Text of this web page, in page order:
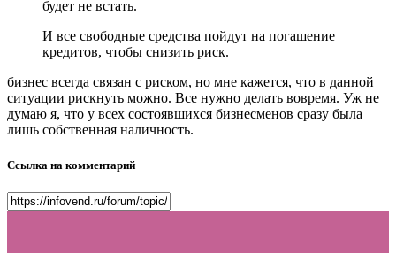
будет не встать.
И все свободные средства пойдут на погашение
кредитов, чтобы снизить риск.
бизнес всегда связан с риском, но мне кажется, что в данной
ситуации рискнуть можно. Все нужно делать вовремя. Уж не
думаю я, что у всех состоявшихся бизнесменов сразу была
лишь собственная наличность.
Ссылка на комментарий